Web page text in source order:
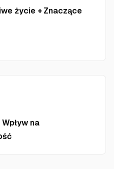
życie + Znaczące
na